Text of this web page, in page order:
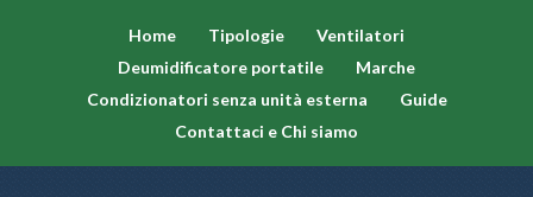
Home Tipologie
Ventilatori
Deumidificatore portatile
Marche
Condizionatori senza unità esterna
Guide
Contattaci e Chi siamo